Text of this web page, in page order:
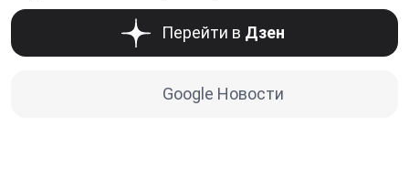
Перейти в Дзен
Google Новости